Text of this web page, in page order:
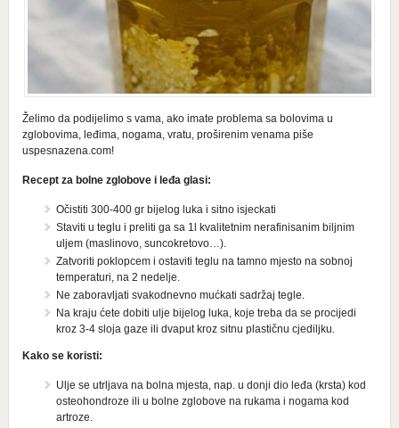
Želimo da podijelimo s vama, ako imate problema sa bolovima u
zglobovima, leđima, nogama, vratu, proširenim venama piše
uspesnazena.com!
Recept za bolne zglobove i leđa glasi:
Očistiti 300-400 gr bijelog luka i sitno isjeckati
Staviti u teglu i preliti ga sa 1l kvalitetnim nerafinisanim biljnim
uljem (maslinovo, suncokretovo…).
Zatvoriti poklopcem i ostaviti teglu na tamno mjesto na sobnoj
temperaturi, na 2 nedelje.
Ne zaboravljati svakodnevno mućkati sadržaj tegle.
Na kraju ćete dobiti ulje bijelog luka, koje treba da se procijedi
kroz 3-4 sloja gaze ili dvaput kroz sitnu plastičnu cjediljku.
Kako se koristi:
Ulje se utrljava na bolna mjesta, nap. u donji dio leđa (krsta) kod
osteohondroze ili u bolne zglobove na rukama i nogama kod
artroze.